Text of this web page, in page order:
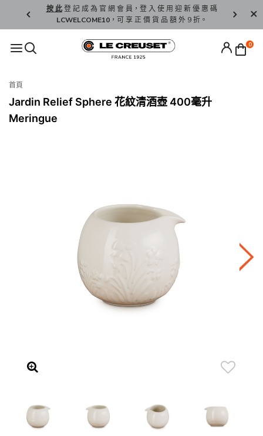
按 此登 記 成 為 官 網 會 員，登 入 使 用 迎 新 優 惠 碼
LCWELCOME10，可 享 正 價 貨 品 額 外 9 折。
香 港 / 澳
0
首頁
Jardin Relief Sphere 花紋清酒壺 400毫升
Meringue